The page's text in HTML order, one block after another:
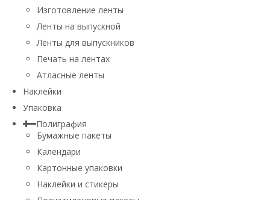
Изготовление ленты
Ленты на выпускной
Ленты для выпускников
Печать на лентах
Атласные ленты
Наклейки
Упаковка
Полиграфия
Бумажные пакеты
Календари
Картонные упаковки
Наклейки и стикеры